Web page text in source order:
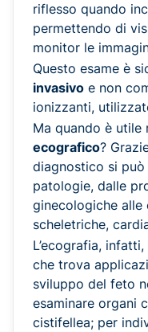
riflesso quando
permettendo di
monitor le
Questo esame è
invasivo e non
ionizzanti,
Ma quando è utile
ecografico?
diagnostico si può
patologie, dalle
ginecologiche
scheletriche,
L’ecografia, infatti,
che trova
sviluppo del feto
esaminare organi
cistifellea; per